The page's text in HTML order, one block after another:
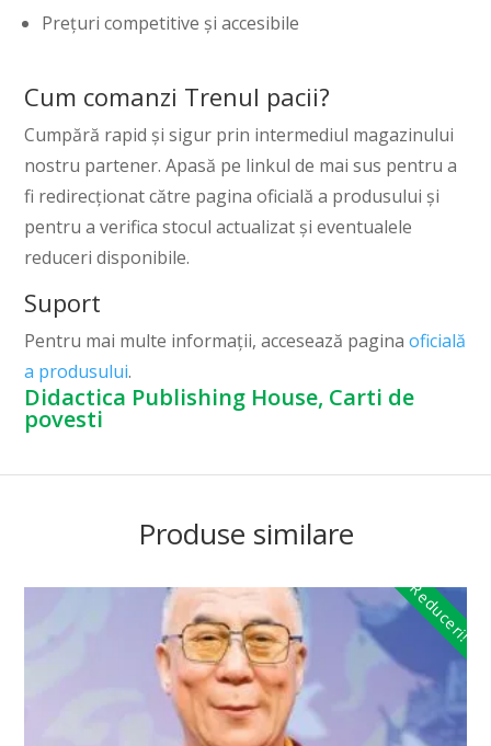
Prețuri competitive și accesibile
Cum comanzi Trenul pacii?
Cumpără rapid și sigur prin intermediul magazinului
nostru partener. Apasă pe linkul de mai sus pentru a
fi redirecționat către pagina oficială a produsului și
pentru a verifica stocul actualizat și eventualele
reduceri disponibile.
Suport
Pentru mai multe informații, accesează paginaoficială
a produsului.
Didactica Publishing House, Carti de
povesti
Produse similare
Reduceri!